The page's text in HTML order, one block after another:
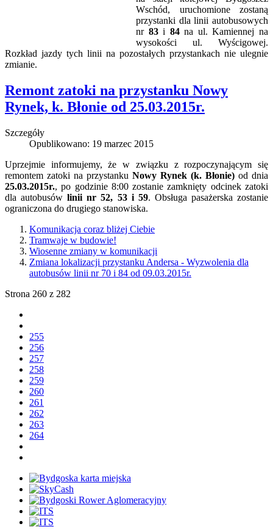
Wschód, uruchomione zostaną
przystanki dla linii autobusowych
nr 83i 84na ul. Kamiennej na
wysokości ul. Wyścigowej.
Rozkład jazdy tych linii na pozostałych przystankach nie ulegnie
zmianie.
Remont zatoki na przystanku Nowy
Rynek, k. Błonie od 25.03.2015r.
Szczegóły
Opublikowano: 19 marzec 2015
Uprzejmie informujemy, że w związku z rozpoczynającym się
remontem zatoki na przystanku Nowy Rynek (k. Błonie) od dnia
25.03.2015r., po godzinie 8:00 zostanie zamknięty odcinek zatoki
dla autobusów linii nr 52, 53 i 59. Obsługa pasażerska zostanie
ograniczona do drugiego stanowiska.
Komunikacja coraz bliżej Ciebie
Tramwaje w budowie!
Wiosenne zmiany w komunikacji
Zmiana lokalizacji przystanku Andersa - Wyzwolenia dla
autobusów linii nr 70 i 84 od 09.03.2015r.
Strona 260 z 282
255
256
257
258
259
260
261
262
263
264